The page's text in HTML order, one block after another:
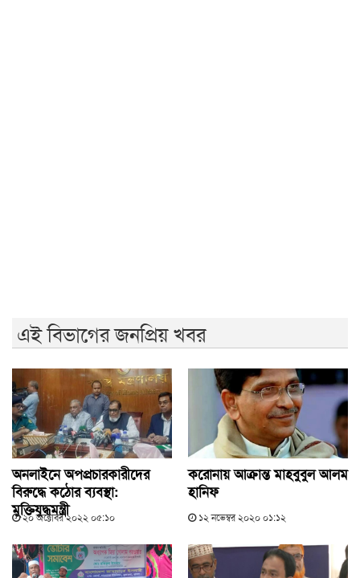
এই বিভাগের জনপ্রিয় খবর
অনলাইনে অপপ্রচারকারীদের
বিরুদ্ধে কঠোর ব্যবস্থা:
মুক্তিযুদ্ধমন্ত্রী
২০ অক্টোবর ২০২২ ০৫:১০
করোনায় আক্রান্ত মাহবুবুল আলম
হানিফ
১২ নভেম্বর ২০২০ ০১:১২